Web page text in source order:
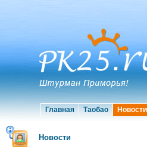
Главная Таобао Новости
Новости